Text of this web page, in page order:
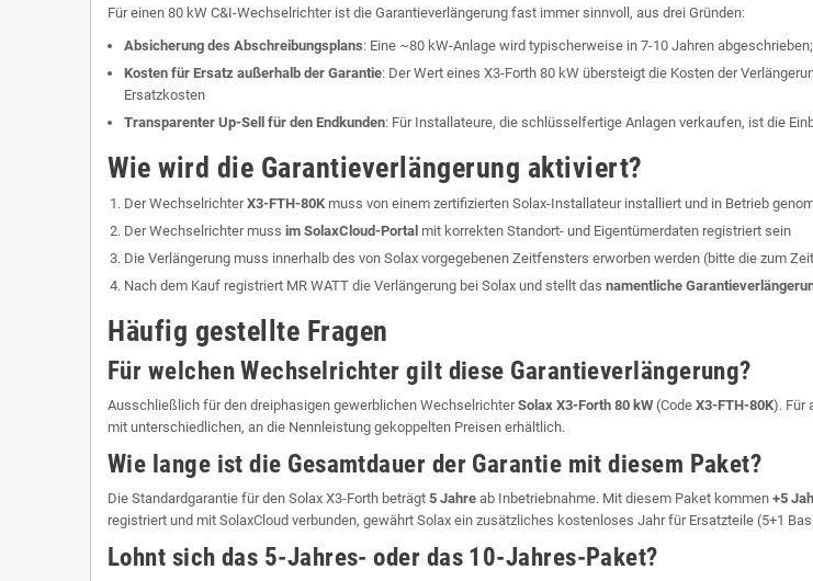
Für einen 80 kW C&I-Wechselrichter ist die Garantieverlängerung fast immer sinnvoll, aus drei Gründen:
Absicherung des Abschreibungsplans: Eine ~80 kW-Anlage wird typischerweise in 7-10 Jahren
Kosten für Ersatz außerhalb der Garantie: Der Wert eines X3-Forth 80 kW übersteigt die Kosten der
Ersatzkosten
Transparenter Up-Sell für den Endkunden: Für Installateure, die schlüsselfertige Anlagen verkaufen, ist die
Wie wird die Garantieverlängerung aktiviert?
Der WechselrichterX3-FTH-80K muss von einem zertifizierten Solax-Installateur installiert und in Betrieb
Der Wechselrichter muss im SolaxCloud-Portal mit korrekten Standort- und Eigentümerdaten registriert sein
Die Verlängerung muss innerhalb des von Solax vorgegebenen Zeitfensters erworben werden (bitte die zum
Nach dem Kauf registriert MR WATT die Verlängerung bei Solax und stellt das namentliche
Häufig gestellte Fragen
Für welchen Wechselrichter gilt diese Garantieverlängerung?
Ausschließlich für den dreiphasigen gewerblichen WechselrichterSolax X3-Forth 80 kW (Code X3-FTH-80K). Für
mit unterschiedlichen, an die Nennleistung gekoppelten Preisen erhältlich.
Wie lange ist die Gesamtdauer der Garantie mit diesem Paket?
Die Standardgarantie für den Solax X3-Forth beträgt 5 Jahre ab Inbetriebnahme. Mit diesem Paket kommen +5
registriert und mit SolaxCloud verbunden, gewährt Solax ein zusätzliches kostenloses Jahr für Ersatzteile (5+1
Lohnt sich das 5-Jahres- oder das 10-Jahres-Paket?